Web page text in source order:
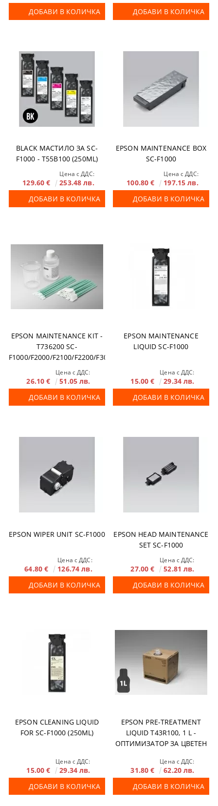
ДОБАВИ В КОЛИЧКА
ДОБАВИ В КОЛИЧКА
BLACK МАСТИЛО ЗА SC-
F1000 - T55B100 (250ML)
Цена с ДДС:
129.60 €
253.48 лв.
ДОБАВИ В КОЛИЧКА
EPSON MAINTENANCE BOX
SC-F1000
Цена с ДДС:
100.80 €
197.15 лв.
ДОБАВИ В КОЛИЧКА
EPSON MAINTENANCE KIT -
T736200 SC-
F1000/F2000/F2100/F2200/F3000/G6000
Цена с ДДС:
26.10 €
51.05 лв.
ДОБАВИ В КОЛИЧКА
EPSON MAINTENANCE
LIQUID SC-F1000
Цена с ДДС:
15.00 €
29.34 лв.
ДОБАВИ В КОЛИЧКА
EPSON WIPER UNIT SC-F1000
Цена с ДДС:
64.80 €
126.74 лв.
ДОБАВИ В КОЛИЧКА
EPSON HEAD MAINTENANCE
SET SC-F1000
Цена с ДДС:
27.00 €
52.81 лв.
ДОБАВИ В КОЛИЧКА
EPSON CLEANING LIQUID
FOR SC-F1000 (250ML)
Цена с ДДС:
15.00 €
29.34 лв.
ДОБАВИ В КОЛИЧКА
EPSON PRE-TREATMENT
LIQUID T43R100, 1 L -
ОПТИМИЗАТОР ЗА ЦВЕТЕН
Цена с ДДС:
31.80 €
62.20 лв.
ДОБАВИ В КОЛИЧКА